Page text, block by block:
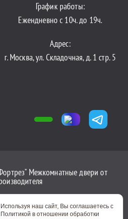
График работы:
Ежендневно с 10ч. до 19ч.
Адрес:
г. Москва, ул. Складочная, д. 1 стр. 5
Межкомнатные двери от
персональных данных
Используя наш сайт, Вы соглашаетесь с
Политикой в отношении обработки